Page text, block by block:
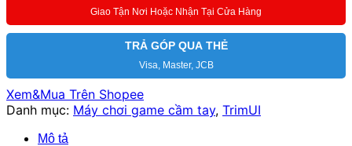
HD
đáng
Giao Tận Nơi Hoặc Nhận Tại Cửa Hàng
TRẢ GÓP QUA THẺ
Visa, Master, JCB
Xem&Mua Trên Shopee
Danh mục: Máy chơi game cầm tay, TrimUI
Mô tả